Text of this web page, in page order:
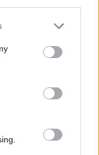
or more Google
You may click to
party tags to
in below Google
a Telexnek
közvélemény-
inkább a
volt,